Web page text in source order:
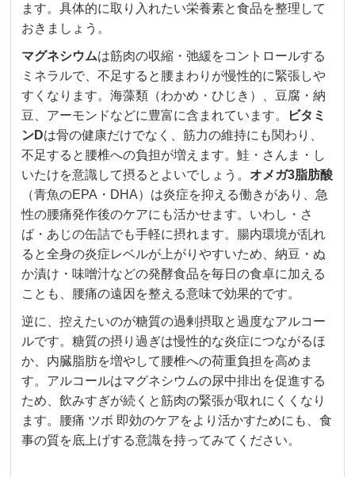
ます。具体的に取り入れたい栄養素と食品を整理して
おきましょう。
マグネシウムは筋肉の収縮・弛緩をコントロールする
ミネラルで、不足すると腰まわりが慢性的に緊張しや
すくなります。海藻類（わかめ・ひじき）、豆腐・納
豆、アーモンドなどに豊富に含まれています。
ビタミ
ンDは骨の健康だけでなく、筋力の維持にも関わり、
不足すると腰椎への負担が増えます。鮭・さんま・し
いたけを意識して摂るとよいでしょう。 オメガ3脂肪酸
（青魚のEPA・DHA）は炎症を抑える働きがあり、急
性の腰痛発作後のケアにも活かせます。いわし・さ
ば・あじの缶詰でも手軽に摂れます。腸内環境が乱れ
ると全身の炎症レベルが上がりやすいため、納豆・ぬ
か漬け・味噌汁などの発酵食品を毎日の食卓に加える
ことも、腰痛の遠因を整える意味で効果的です。
逆に、控えたいのが糖質の過剰摂取と過度なアルコー
ルです。糖質の摂り過ぎは慢性的な炎症につながるほ
か、内臓脂肪を増やして腰椎への荷重負担を高めま
す。アルコールはマグネシウムの尿中排出を促進する
ため、飲みすぎが続くと筋肉の緊張が取れにくくなり
ます。腰痛 ツボ 即効のケアをより活かすためにも、食
事の質を底上げする意識を持ってみてください。